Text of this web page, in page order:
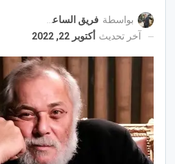
بواسطة فريق الساعة برس
آخر تحديث أكتوبر 22, 2022